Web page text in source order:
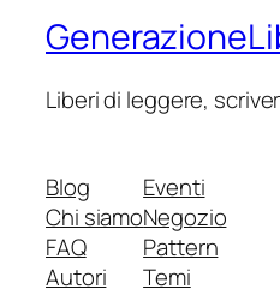
Liberi di leggere,
Blog
Chi siamo
FAQ
Autori
Eventi
Negozio
Pattern
Temi